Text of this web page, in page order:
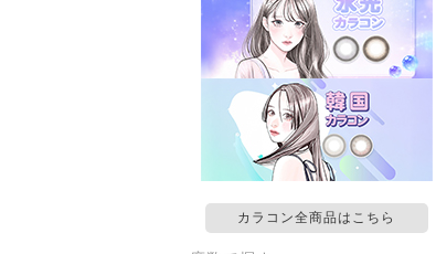
カラコン全商品はこちら